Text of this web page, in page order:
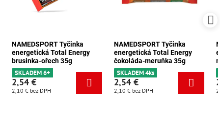
NAMEDSPORT Tyčinka
energetická Total Energy
brusinka-ořech 35g
SKLADEM 6+
2,54 €
2,10 € bez DPH
NAMEDSPORT Tyčinka
energetická Total Energy
čokoláda-meruňka 35g
SKLADEM 4ks
2,54 €
2,10 € bez DPH